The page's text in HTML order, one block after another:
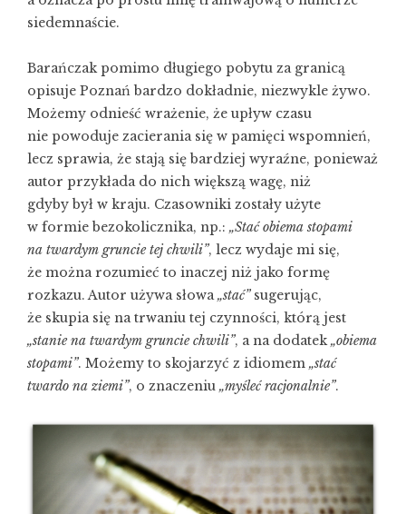
siedemnaście.
Barańczak pomimo długiego pobytu za granicą
opisuje Poznań bardzo dokładnie, niezwykle żywo.
Możemy odnieść wrażenie, że upływ czasu
nie powoduje zacierania się w pamięci wspomnień,
lecz sprawia, że stają się bardziej wyraźne, ponieważ
autor przykłada do nich większą wagę, niż
gdyby był w kraju. Czasowniki zostały użyte
w formie bezokolicznika, np.: „Stać obiema stopami
na twardym gruncie tej chwili”, lecz wydaje mi się,
że można rozumieć to inaczej niż jako formę
rozkazu. Autor używa słowa„stać”sugerując,
że skupia się na trwaniu tej czynności, którą jest
„stanie na twardym gruncie chwili”, a na dodatek„obiema
stopami”. Możemy to skojarzyć z idiomem „stać
twardo na ziemi”, o znaczeniu „myśleć racjonalnie”.